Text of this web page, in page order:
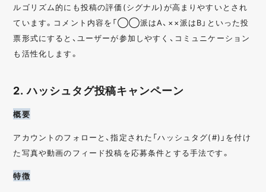
ルゴリズム的にも投稿の評価(シグナル)が高まりやすいとされ
ています。コメント内容を「◯◯派はA、××派はB」といった投
票形式にすると、ユーザーが参加しやすく、コミュニケーション
も活性化します。
2. ハッシュタグ投稿キャンペーン
概要
アカウントのフォローと、指定された「ハッシュタグ(#)」を付け
た写真や動画のフィード投稿を応募条件とする手法です。
特徴